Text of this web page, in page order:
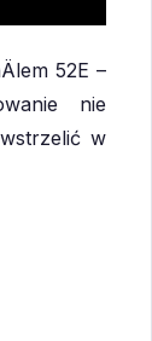
52E –
nie
w